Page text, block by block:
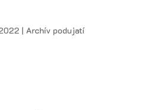
| Archív podujatí